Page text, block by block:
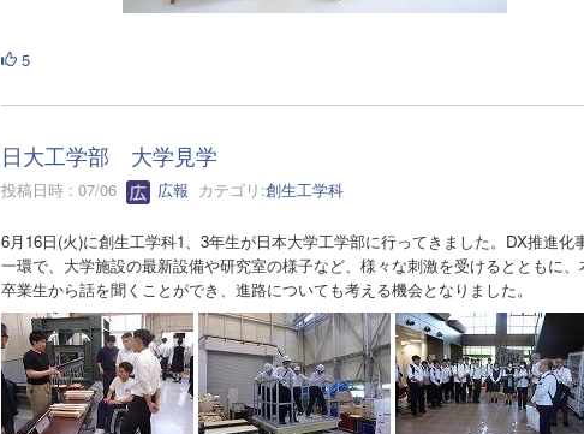
5
日大工学部 大学見学
投稿日時 : 07/06 広報 カテゴリ:創生工学科
6月16日(火)に創生工学科1、3年生が日本大学工学部に行ってきました。DX推進化
一環で、大学施設の最新設備や研究室の様子など、様々な刺激を受けるとともに、
卒業生から話を聞くことができ、進路についても考える機会となりました。